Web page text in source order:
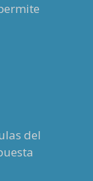
del